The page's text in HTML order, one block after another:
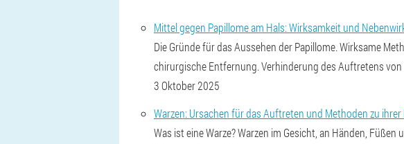
Mittel gegen Papillome am Hals: Wirksamkeit und
Die Gründe für das Aussehen der Papillome. Wirksame
chirurgische Entfernung. Verhinderung des Auftretens von
3 Oktober 2025
Warzen: Ursachen für das Auftreten und Methoden zu
Was ist eine Warze? Warzen im Gesicht, an Händen,